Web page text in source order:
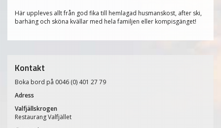
Här uppleves allt från god fika till hemlagad husmanskost, after ski,
barhäng och sköna kvällar med hela familjen eller kompisgänget!
Kontakt
Boka bord på 0046 (0) 401 27 79
Adress
Valfjällskrogen
Restaurang Valfjället